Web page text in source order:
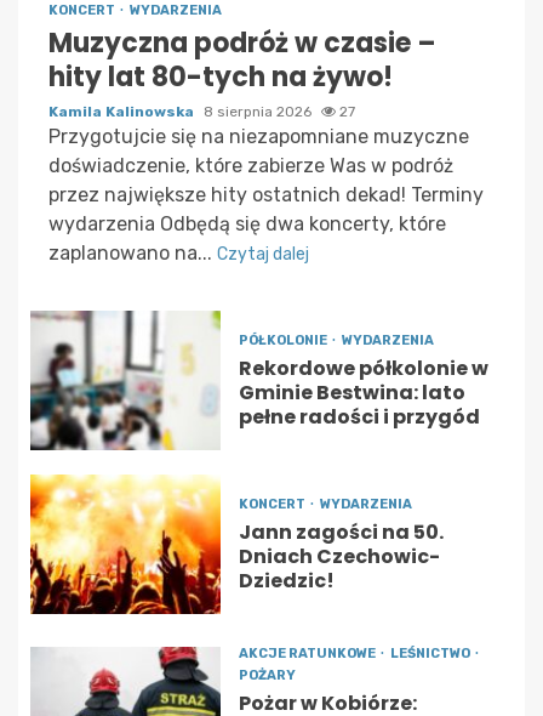
KONCERT WYDARZENIA
Muzyczna podróż w czasie –
hity lat 80-tych na żywo!
Kamila Kalinowska 8 sierpnia 2026 27
Przygotujcie się na niezapomniane muzyczne
doświadczenie, które zabierze Was w podróż
przez największe hity ostatnich dekad! Terminy
wydarzenia Odbędą się dwa koncerty, które
zaplanowano na... Czytaj dalej
PÓŁKOLONIE WYDARZENIA
Rekordowe półkolonie w
Gminie Bestwina: lato
pełne radości i przygód
KONCERT WYDARZENIA
Jann zagości na 50.
Dniach Czechowic-
Dziedzic!
AKCJE RATUNKOWE
LEŚNICTWO
POŻARY
Pożar w Kobiórze: